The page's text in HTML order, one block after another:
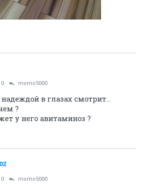
momo5000
в глазах смотрит..
?
у него авитаминоз ?
momo5000